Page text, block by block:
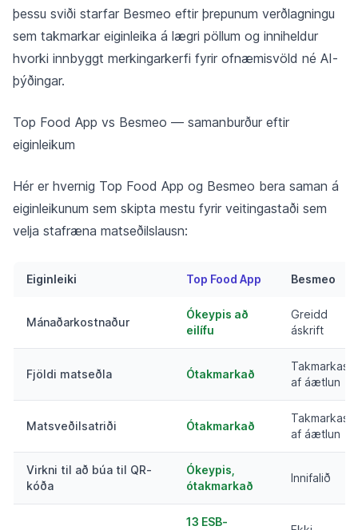
þessu sviði starfar Besmeo eftir þrepunum verðlagningu
sem takmarkar eiginleika á lægri pöllum og inniheldur
hvorki innbyggt merkingarkerfi fyrir ofnæmisvöld né AI-
þýðingar.
Top Food App vs Besmeo — samanburður eftir
eiginleikum
Hér er hvernig Top Food App og Besmeo bera saman á
eiginleikunum sem skipta mestu fyrir veitingastaði sem
velja stafræna matseðilslausn:
Eiginleiki Top Food App Besmeo
Mánaðarkostnaður
Ókeypis að
eilífu
Greidd
áskrift
Fjöldi matseðla Ótakmarkað
Takmarkast
af áætlun
Matsveðilsatriði Ótakmarkað
Takmarkast
af áætlun
Virkni til að búa til QR-
kóða
Ókeypis,
ótakmarkað
Innifalið
13 ESB-